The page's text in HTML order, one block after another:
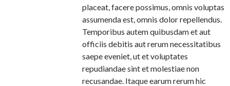
placeat, facere possimus, omnis voluptas
assumenda est, omnis dolor repellendus.
Temporibus autem quibusdam et aut
officiis debitis aut rerum necessitatibus
saepe eveniet, ut et voluptates
repudiandae sint et molestiae non
recusandae. Itaque earum rerum hic